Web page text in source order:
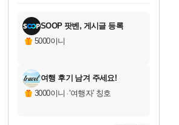
교환.
당첨되셨습니다.
당첨되셨습니다.
당첨되셨습니다.
당첨되셨습니다.
당첨되셨습니다.
당첨되셨습니다.
에디션 (스팀코드) 를 교환.
당첨되셨습니다.
SOOP 팟벤, 게시글 등록
5000이니
여행 후기 남겨 주세요!
3000이니 ·'여행자' 칭호